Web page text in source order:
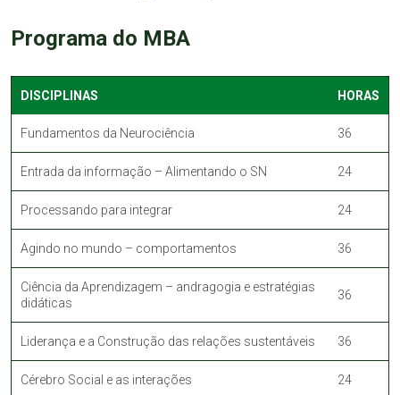
Programa do MBA
DISCIPLINAS HORAS
Fundamentos da Neurociência 36
Entrada da informação – Alimentando o SN 24
Processando para integrar 24
Agindo no mundo – comportamentos 36
Ciência da Aprendizagem – andragogia e estratégias
didáticas
36
Liderança e a Construção das relações sustentáveis 36
Cérebro Social e as interações 24